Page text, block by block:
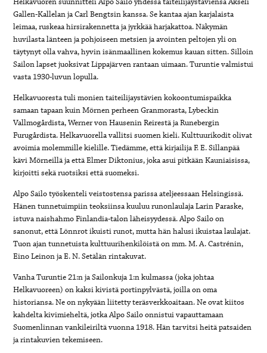
Gallen-Kallelan ja Carl Bengtsin kanssa. Se kantaa ajan karjalaista
leimaa, ruskeaa hirsirakennetta ja jyrkkää harjakattoa. Näkymän
huvilasta länteen ja pohjoiseen metsien ja avointen peltojen yli on
täytynyt olla vahva, hyvin isänmaallinen kokemus kauan sitten. Silloin
Sailon lapset juoksivat Lippajärven rantaan uimaan. Turuntie valmistui
vasta 1930-luvun lopulla.
Helkavuoresta tuli monien taiteilijaystävien kokoontumispaikka
samaan tapaan kuin Mörnen perheen Granmorasta, Lybeckin
Vallmogårdista, Werner von Hausenin Reirestä ja Runebergin
Furugårdista. Helkavuorella vallitsi suomen kieli. Kulttuurikodit olivat
avoimia molemmille kielille. Tiedämme, että kirjailija F. E. Sillanpää
kävi Mörneillä ja että Elmer Diktonius, joka asui pitkään Kauniaisissa,
kirjoitti sekä ruotsiksi että suomeksi.
Alpo Sailo työskenteli veistostensa parissa ateljeessaan Helsingissä.
Hänen tunnetuimpiin teoksiinsa kuuluu runonlaulaja Larin Paraske,
istuva naishahmo Finlandia-talon läheisyydessä. Alpo Sailo on
sanonut, että Lönnrot ikuisti runot, mutta hän halusi ikuistaa laulajat.
Tuon ajan tunnetuista kulttuurihenkilöistä on mm. M. A. Castrénin,
Eino Leinon ja E. N. Setälän rintakuvat.
Vanha Turuntie 21:n ja Sailonkuja 1:n kulmassa (joka johtaa
Helkavuoreen) on kaksi kivistä portinpylvästä, joilla on oma
historiansa. Ne on nykyään liitetty teräsverkkoaitaan. Ne ovat kiitos
kahdelta kivimieheltä, jotka Alpo Sailo onnistui vapauttamaan
Suomenlinnan vankileiriltä vuonna 1918. Hän tarvitsi heitä patsaiden
ja rintakuvien tekemiseen.